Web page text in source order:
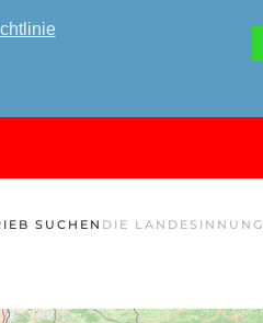
SUCHEN DIE LANDESINNUNG